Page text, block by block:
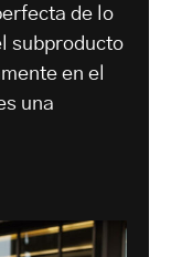
de lo
subproducto
en el
una